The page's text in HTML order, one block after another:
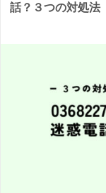
話？３つの対処法